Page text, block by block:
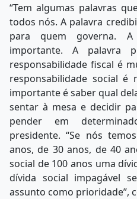
“Tem algumas palavras
todos nós. A palavra
para quem governa.
importante. A palavra
responsabilidade fiscal é
responsabilidade social é
importante é saber qual
sentar à mesa e decidir
pender em
presidente. “Se nós
anos, de 30 anos, de 40
social de 100 anos uma
dívida social impagável
assunto como prioridade”,